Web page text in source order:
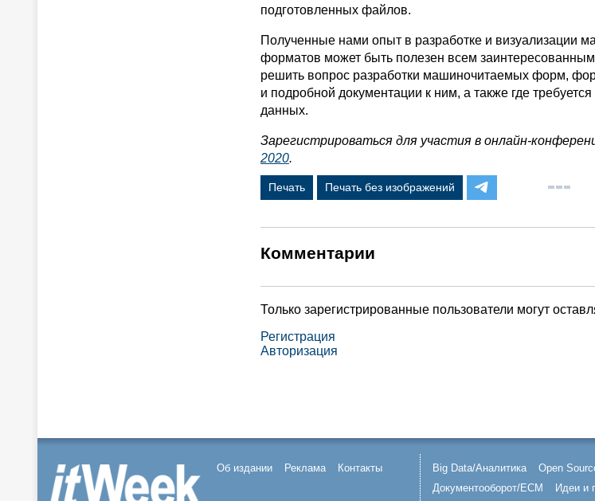
подготовленных файлов.
Полученные нами опыт в разработке и визуализации
форматов может быть полезен всем
решить вопрос разработки машиночитаемых форм,
и подробной документации к ним, а также где
данных.
Зарегистрироваться для участия в онлайн-
2020.
Печать Печать без изображений
Комментарии
Только зарегистрированные пользователи могут
Регистрация
Авторизация
Об издании Реклама Контакты Big Data/Аналитика Open
Документооборот/ECM
Идеи и